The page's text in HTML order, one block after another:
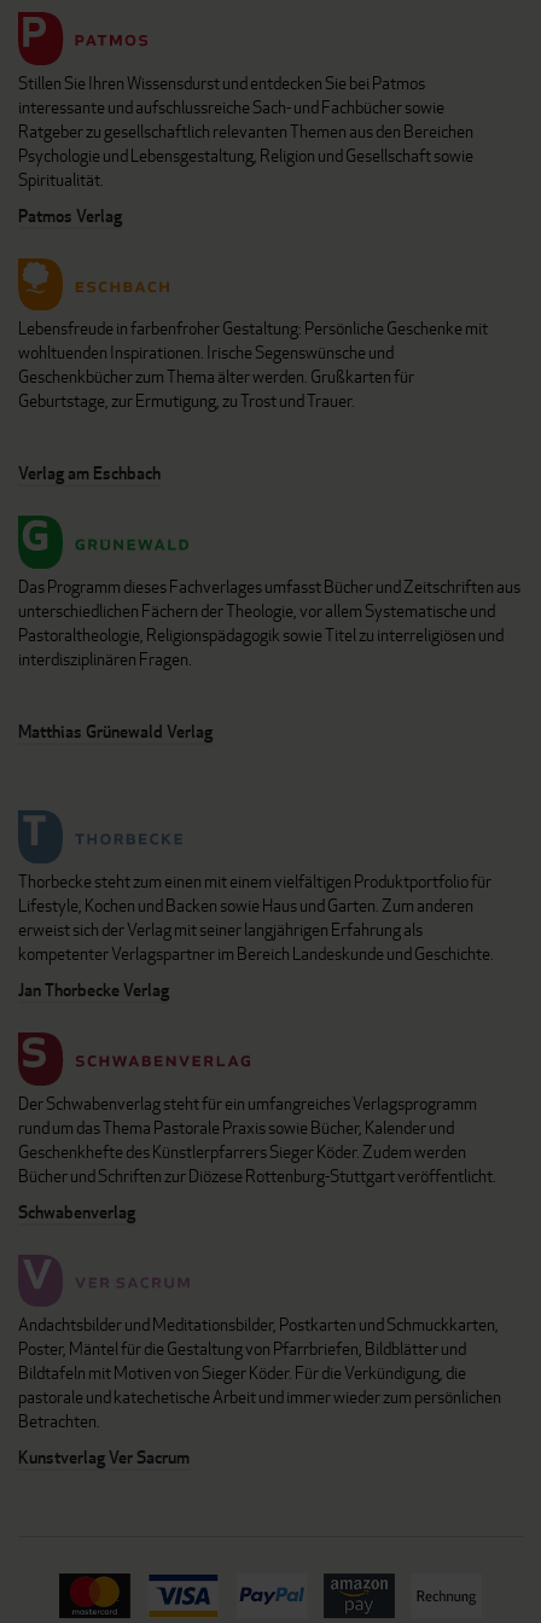
Stillen Sie Ihren Wissensdurst und entdecken Sie bei Patmos
interessante und aufschlussreiche Sach- und Fachbücher sowie
Ratgeber zu gesellschaftlich relevanten Themen aus den Bereichen
Psychologie und Lebensgestaltung, Religion und Gesellschaft sowie
Spiritualität.
Patmos Verlag
Lebensfreude in farbenfroher Gestaltung: Persönliche Geschenke mit
wohltuenden Inspirationen. Irische Segenswünsche und
Geschenkbücher zum Thema älter werden. Grußkarten für
Geburtstage, zur Ermutigung, zu Trost und Trauer.
Verlag am Eschbach
Das Programm dieses Fachverlages umfasst Bücher und Zeitschriften aus
unterschiedlichen Fächern der Theologie, vor allem Systematische und
Pastoraltheologie, Religionspädagogik sowie Titel zu interreligiösen und
interdisziplinären Fragen.
Matthias Grünewald Verlag
Thorbecke steht zum einen mit einem vielfältigen Produktportfolio für
Lifestyle, Kochen und Backen sowie Haus und Garten. Zum anderen
erweist sich der Verlag mit seiner langjährigen Erfahrung als
kompetenter Verlagspartner im Bereich Landeskunde und Geschichte.
Jan Thorbecke Verlag
Der Schwabenverlag steht für ein umfangreiches Verlagsprogramm
rund um das Thema Pastorale Praxis sowie Bücher, Kalender und
Geschenkhefte des Künstlerpfarrers Sieger Köder. Zudem werden
Bücher und Schriften zur Diözese Rottenburg-Stuttgart veröffentlicht.
Schwabenverlag
Andachtsbilder und Meditationsbilder, Postkarten und Schmuckkarten,
Poster, Mäntel für die Gestaltung von Pfarrbriefen, Bildblätter und
Bildtafeln mit Motiven von Sieger Köder. Für die Verkündigung, die
pastorale und katechetische Arbeit und immer wieder zum persönlichen
Betrachten.
Kunstverlag Ver Sacrum